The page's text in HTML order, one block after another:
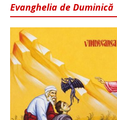
Evanghelia de Duminică